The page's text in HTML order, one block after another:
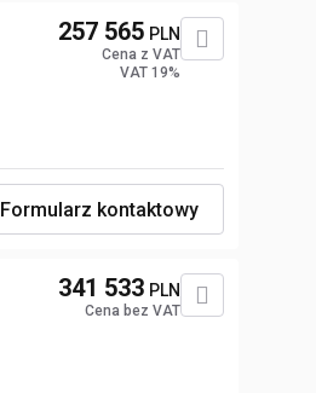
257 565 PLN
Cena z VAT
VAT 19%
Formularz kontaktowy
341 533 PLN
Cena bez VAT